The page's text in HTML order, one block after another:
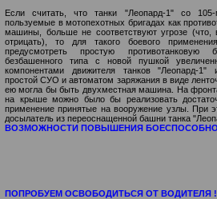
Если считать, что танки "Леопард-1" со
пользуемые в мотопехотных бригадах как
машины, больше не соответствуют угрозе (что,
отрицать), то для такого боевого
предусмотреть простую противотанковую
безбашенного типа с новой пушкой
компонентами движи­теля танков "Леопард-1"
простой СУО и автоматом заряжания в виде
ею могла бы быть двух­местная машина. На
на крыше можно было бы реализовать
применение принятые на вооружение узлы. При
досылатель из переоснащенной башни танка
ВОЗМОЖНОСТИ ПОВЫШЕНИЯ
ПОПРОБУЕМ ОСВОБОДИТЬСЯ ОТ ВОДИТЕЛЯ !